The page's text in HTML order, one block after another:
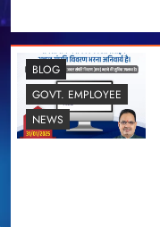
BLOG
GOVT. EMPLOYEE
NEWS